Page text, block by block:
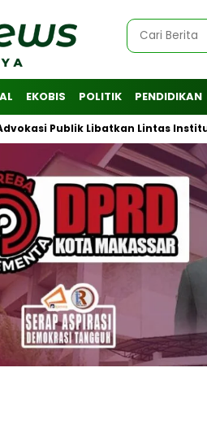
EKOBIS POLITIK PENDIDIKAN
Publik Libatkan Lintas Institusi